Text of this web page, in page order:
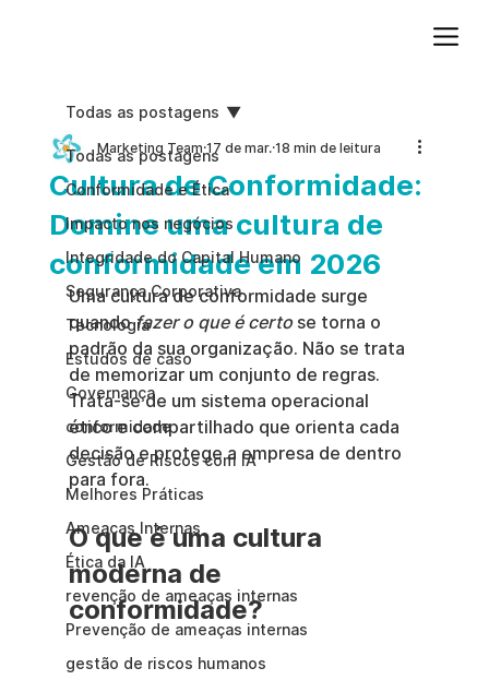
Todas as postagens
Conformidade e Ética
Impacto nos negócios
Integridade do Capital Humano
Segurança Corporativa
Tecnologia
Estudos de caso
Governança
conformidade
Gestão de Riscos com IA
Melhores Práticas
Ameaças Internas
Ética da IA
revenção de ameaças internas
Prevenção de ameaças internas
gestão de riscos humanos
Todas as postagens
Cultura de Conformidade:
Domine uma cultura de
conformidade em 2026
Marketing Team 17 de mar. 18 min de leitura
Uma cultura de conformidade surge
quando fazer o que é certo se torna o
padrão da sua organização. Não se trata
de memorizar um conjunto de regras.
Trata-se de um sistema operacional
ético e compartilhado que orienta cada
decisão e protege a empresa de dentro
para fora.
O que é uma cultura
moderna de
conformidade?